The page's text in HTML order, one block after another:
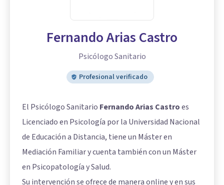
Fernando Arias Castro
Psicólogo Sanitario
Profesional verificado
El Psicólogo Sanitario Fernando Arias Castroes
Licenciado en Psicología por la Universidad Nacional
de Educación a Distancia, tiene un Máster en
Mediación Familiar y cuenta también con un Máster
en Psicopatología y Salud.
Su intervención se ofrece de manera online y en sus